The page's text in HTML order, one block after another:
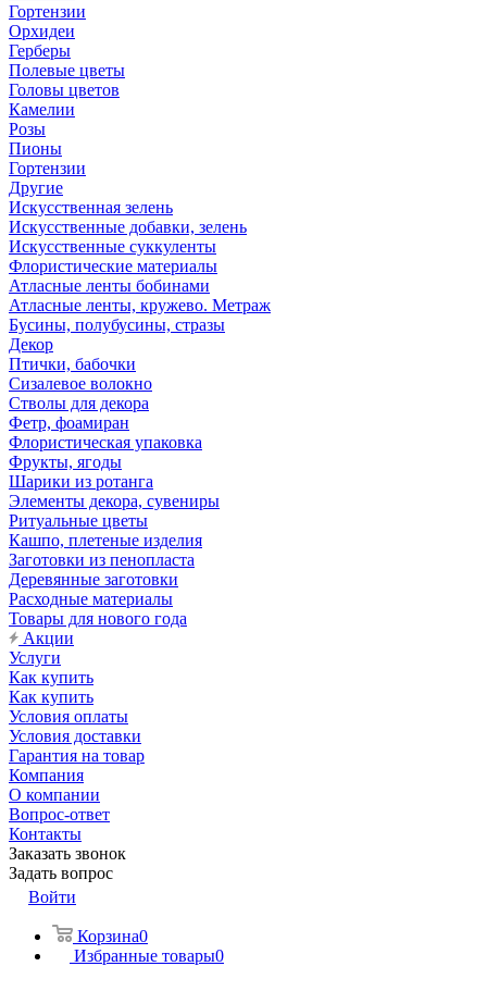
Гортензии
Орхидеи
Герберы
Полевые цветы
Головы цветов
Камелии
Розы
Пионы
Гортензии
Другие
Искусственная зелень
Искусственные добавки, зелень
Искусственные суккуленты
Флористические материалы
Атласные ленты бобинами
Атласные ленты, кружево. Метраж
Бусины, полубусины, стразы
Декор
Птички, бабочки
Сизалевое волокно
Стволы для декора
Фетр, фоамиран
Флористическая упаковка
Фрукты, ягоды
Шарики из ротанга
Элементы декора, сувениры
Ритуальные цветы
Кашпо, плетеные изделия
Заготовки из пенопласта
Деревянные заготовки
Расходные материалы
Товары для нового года
Акции
Услуги
Как купить
Как купить
Условия оплаты
Условия доставки
Гарантия на товар
Компания
О компании
Вопрос-ответ
Контакты
Заказать звонок
Задать вопрос
Войти
Корзина0
Избранные товары0